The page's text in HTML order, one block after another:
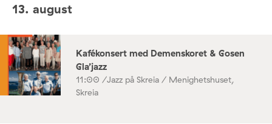
13. august
Kafékonsert med Demenskoret & Gosen
Gla’jazz
11:00 /Jazz på Skreia / Menighetshuset,
Skreia